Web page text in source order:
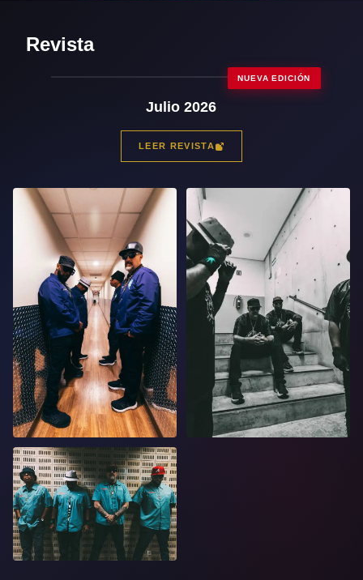
Revista
NUEVA EDICIÓN
Julio 2026
LEER REVISTA